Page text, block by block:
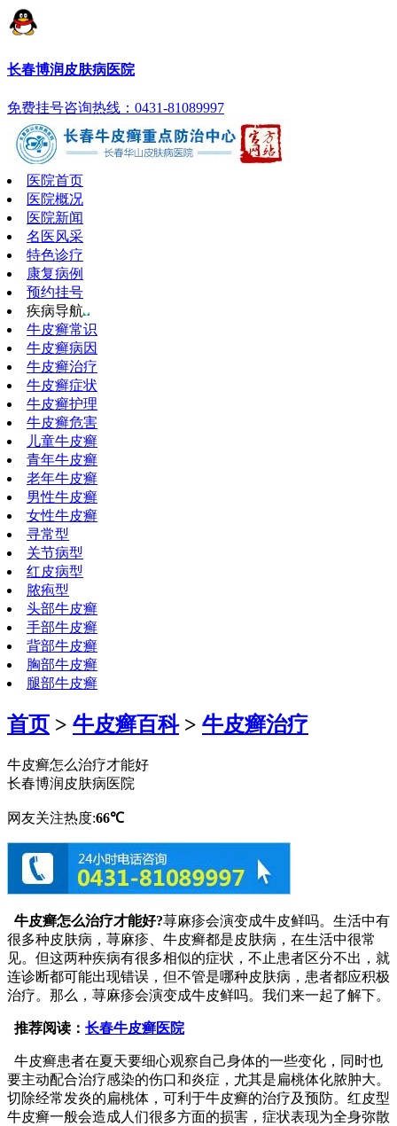
长春博润皮肤病医院
免费挂号咨询热线：0431-81089997
医院首页
医院概况
医院新闻
名医风采
特色诊疗
康复病例
预约挂号
疾病导航
牛皮癣常识
牛皮癣病因
牛皮癣治疗
牛皮癣症状
牛皮癣护理
牛皮癣危害
儿童牛皮癣
青年牛皮癣
老年牛皮癣
男性牛皮癣
女性牛皮癣
寻常型
关节病型
红皮病型
脓疱型
头部牛皮癣
手部牛皮癣
背部牛皮癣
胸部牛皮癣
腿部牛皮癣
首页 > 牛皮癣百科> 牛皮癣治疗
牛皮癣怎么治疗才能好
长春博润皮肤病医院
网友关注热度:66℃
牛皮癣怎么治疗才能好?荨麻疹会演变成牛皮鲜吗。生活中有
很多种皮肤病，荨麻疹、牛皮癣都是皮肤病，在生活中很常
见。但这两种疾病有很多相似的症状，不止患者区分不出，就
连诊断都可能出现错误，但不管是哪种皮肤病，患者都应积极
治疗。那么，荨麻疹会演变成牛皮鲜吗。我们来一起了解下。
推荐阅读： 长春牛皮癣医院
牛皮癣患者在夏天要细心观察自己身体的一些变化，同时也
要主动配合治疗感染的伤口和炎症，尤其是扁桃体化脓肿大。
切除经常发炎的扁桃体，可利于牛皮癣的治疗及预防。红皮型
牛皮癣一般会造成人们很多方面的损害，症状表现为全身弥散